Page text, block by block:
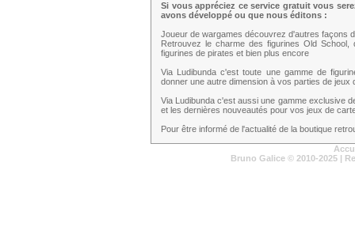
Si vous appréciez ce service gratuit vous
avons développé ou que nous éditons :
Joueur de wargames découvrez d'autres façons
Retrouvez le charme des figurines Old
figurines de pirates et bien plus encore
Via Ludibunda c'est toute une gamme de
donner une autre dimension à vos parties de jeux
Via Ludibunda c'est aussi une gamme exclusive
et les dernières nouveautés pour vos jeux de
Pour être informé de l'actualité de la boutique
Bruno Galice © 2010-2025 |